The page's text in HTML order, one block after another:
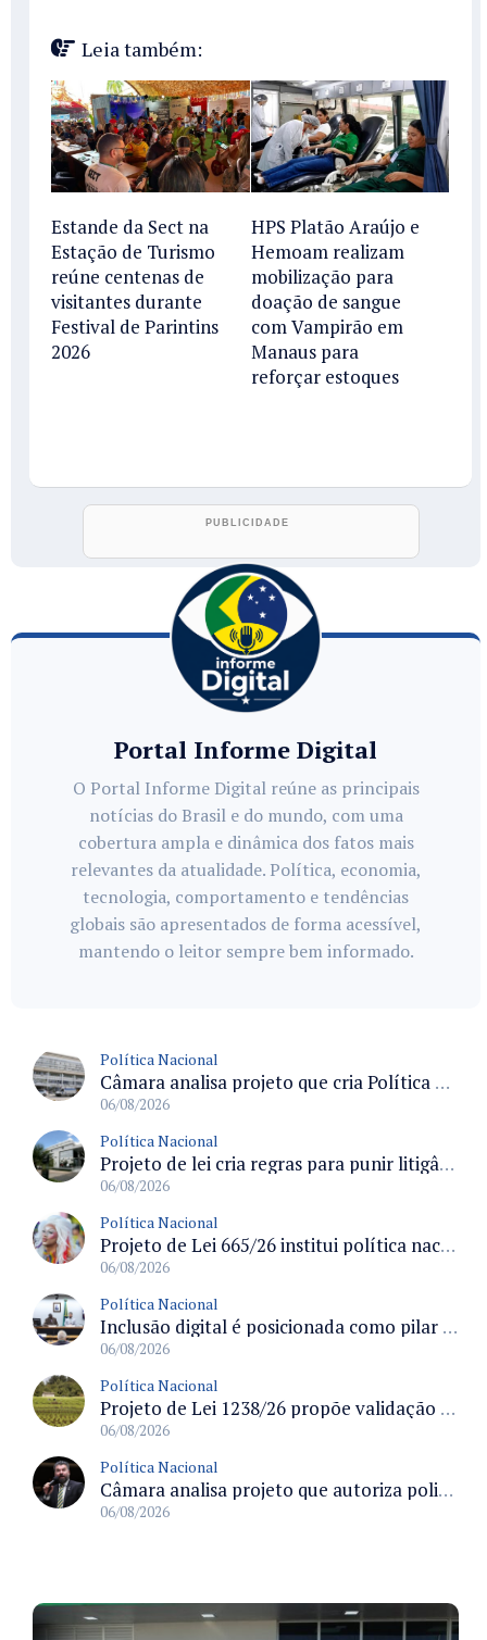
Leia também:
Estande da Sect na
Estação de Turismo
reúne centenas de
visitantes durante
Festival de Parintins
2026
HPS Platão Araújo e
Hemoam realizam
mobilização para
doação de sangue
com Vampirão em
Manaus para
reforçar estoques
Portal Informe Digital
O Portal Informe Digital reúne as principais
notícias do Brasil e do mundo, com uma
cobertura ampla e dinâmica dos fatos mais
relevantes da atualidade. Política, economia,
tecnologia, comportamento e tendências
globais são apresentados de forma acessível,
mantendo o leitor sempre bem informado.
Política Nacional
Câmara analisa projeto que cria Política Nacional de Qualificação e Valorização da Preceptoria na Residência Médica
06/08/2026
Política Nacional
Projeto de lei cria regras para punir litigância abusiva reversa e integrar sistemas do Judiciário
06/08/2026
Política Nacional
Projeto de Lei 665/26 institui política nacional para prevenção ao transfeminicídio e prevê medidas de proteção e reparação
06/08/2026
Política Nacional
Inclusão digital é posicionada como pilar essencial da reurbanização de favelas e periferias
06/08/2026
Política Nacional
Projeto de Lei 1238/26 propõe validação automática do Cadastro Ambiental Rural para imóveis de até quatro módulos fiscais
06/08/2026
Política Nacional
Câmara analisa projeto que autoriza policiais civis embarcarem armados em aeronaves civis mediante regras
06/08/2026